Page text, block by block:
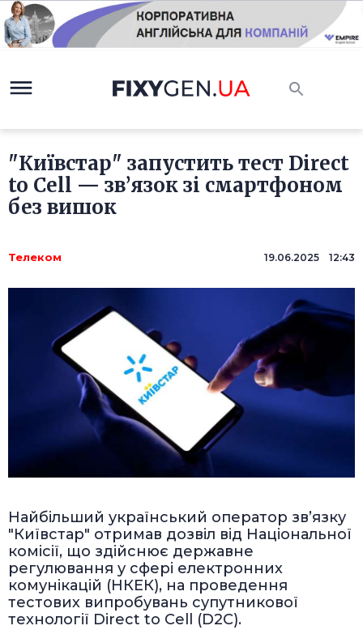
"Київстар" запустить тест Direct
to Cell — зв’язок зі смартфоном
без вишок
Телеком 19.06.2025 12:43
Найбільший український оператор зв’язку
"Київстар" отримав дозвіл від Національної
комісії, що здійснює державне
регулювання у сфері електронних
комунікацій (НКЕК), на проведення
тестових випробувань супутникової
технології Direct to Cell (D2C).